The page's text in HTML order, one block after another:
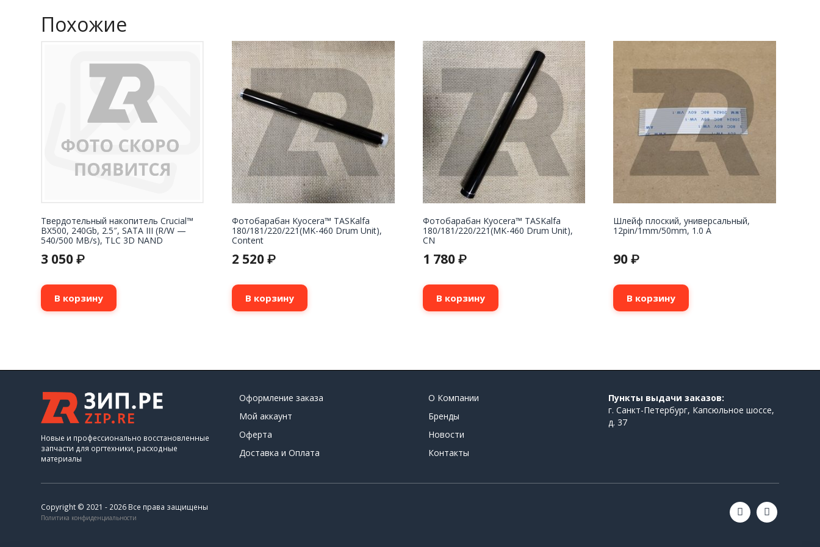
Похожие
Твердотельный накопитель Crucial™
BX500, 240Gb, 2.5″, SATA III (R/W —
540/500 MB/s), TLC 3D NAND
3 050 ₽
В корзину
Фотобарабан Kyocera™ TASKalfa
180/181/220/221(MK-460 Drum Unit),
Content
2 520 ₽
В корзину
Фотобарабан Kyocera™ TASKalfa
180/181/220/221(MK-460 Drum Unit),
CN
1 780 ₽
В корзину
Шлейф плоский, универсальный,
12pin/1mm/50mm, 1.0 A
90₽
В корзину
Новые и профессионально восстановленные
запчасти для оргтехники, расходные
материалы
Оформление заказа
Мой аккаунт
Оферта
Доставка и Оплата
О Компании
Бренды
Новости
Контакты
Пункты выдачи заказов:
г. Санкт-Петербург, Капсюльное шоссе,
д. 37
Copyright © 2021 - 2026 Все права защищены
Политика конфиденциальности